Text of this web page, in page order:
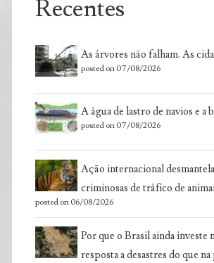
Recentes
As árvores não falham. As
posted on 07/08/2026
A água de lastro de navios e a
posted on 07/08/2026
Ação internacional
criminosas de tráfico de
posted on 06/08/2026
Por que o Brasil ainda investe
resposta a desastres do que